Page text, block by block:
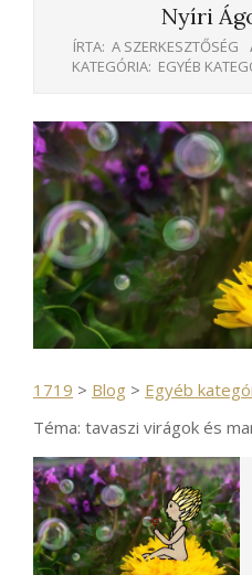
Nyíri
ÍRTA: A SZERKESZTŐSÉG
KATEGÓRIA: EGYÉB
1719 > Blog > Egyéb
Téma: tavaszi virágok és